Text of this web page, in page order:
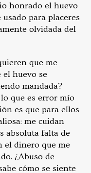
honrado el huevo
para placeres
olvidada del
que me
el huevo se
mandada?
que es error mío
es que para ellos
me cuidan
absoluta falta de
el dinero que me
¿Abuso de
cómo se siente